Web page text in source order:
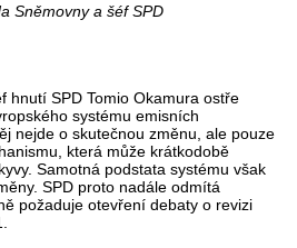
Sněmovny a šéf SPD
hnutí SPD Tomio Okamura ostře
systému emisních
nejde o skutečnou změnu, ale pouze
která může krátkodobě
Samotná podstata systému však
SPD proto nadále odmítá
požaduje otevření debaty o revizi